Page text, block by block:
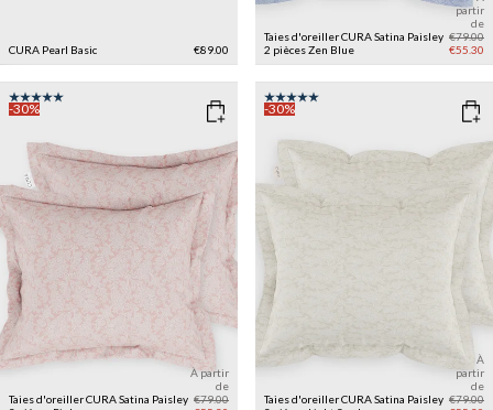
CURA Pearl Basic €89.00
Taies d'oreiller CURA Satina Paisley
2 piècesZen Blue
partir
de
€79.00
€55.30
-30%
Taies d'oreiller CURA Satina Paisley
À partir
de
€79.00
-30%
Taies d'oreiller CURA Satina Paisley
À
partir
de
€79.00